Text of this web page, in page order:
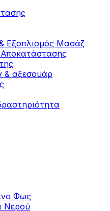
Εξοπλισμός Μασάζ
& αξεσουάρ
Φως
Νερού